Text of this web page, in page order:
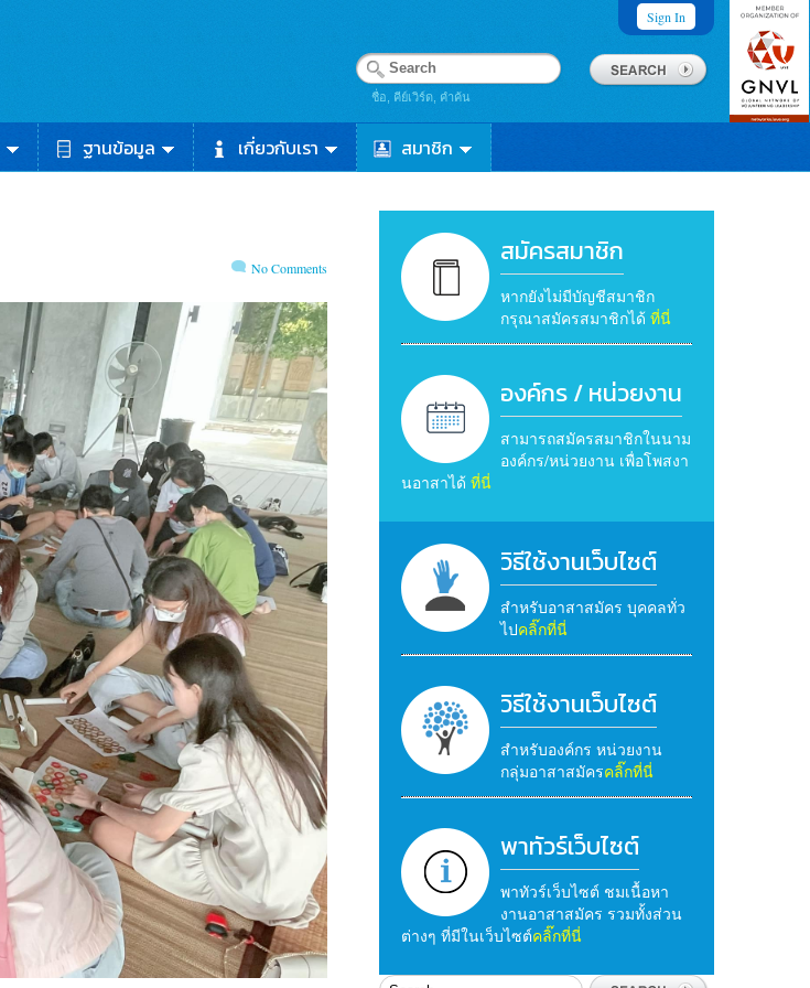
Sign In
ชื่อ, คีย์เวิร์ด, คำค้น
ฐานข้อมูล เกี่ยวกับเรา สมาชิก
No Comments สมัครสมาชิก
หากยังไม่มีบัญชีสมาชิก
กรุณาสมัครสมาชิกได้ ที่นี่
องค์กร / หน่วยงาน
สามารถสมัครสมาชิกในนาม
องค์กร/หน่วยงาน เพื่อโพสงา
นอาสาได้ ที่นี่
วิธีใช้งานเว็บไซต์
สำหรับอาสาสมัคร บุคคลทั่ว
ไปคลิ๊กที่นี่
วิธีใช้งานเว็บไซต์
สำหรับองค์กร หน่วยงาน
กลุ่มอาสาสมัครคลิ๊กที่นี่
พาทัวร์เว็บไซต์
พาทัวร์เว็บไซต์ ชมเนื้อหา
งานอาสาสมัคร รวมทั้งส่วน
ต่างๆ ที่มีในเว็บไซต์คลิ๊กที่นี่